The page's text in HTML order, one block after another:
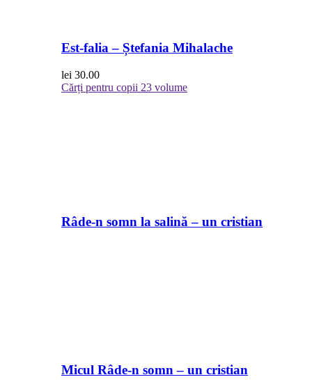
Est-falia – Ștefania Mihalache
lei 30.00
Cărți pentru copii 23 volume
Râde-n somn la salină – un cristian
Micul Râde-n somn – un cristian